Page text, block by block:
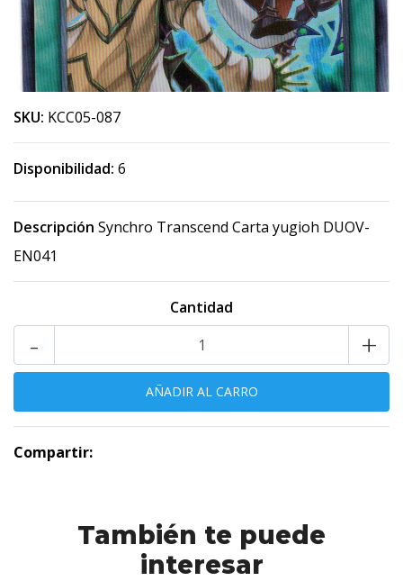
SKU: KCC05-087
Disponibilidad: 6
Descripción Synchro Transcend Carta yugioh DUOV-
EN041
Cantidad
+
-
Compartir:
También te puede
interesar